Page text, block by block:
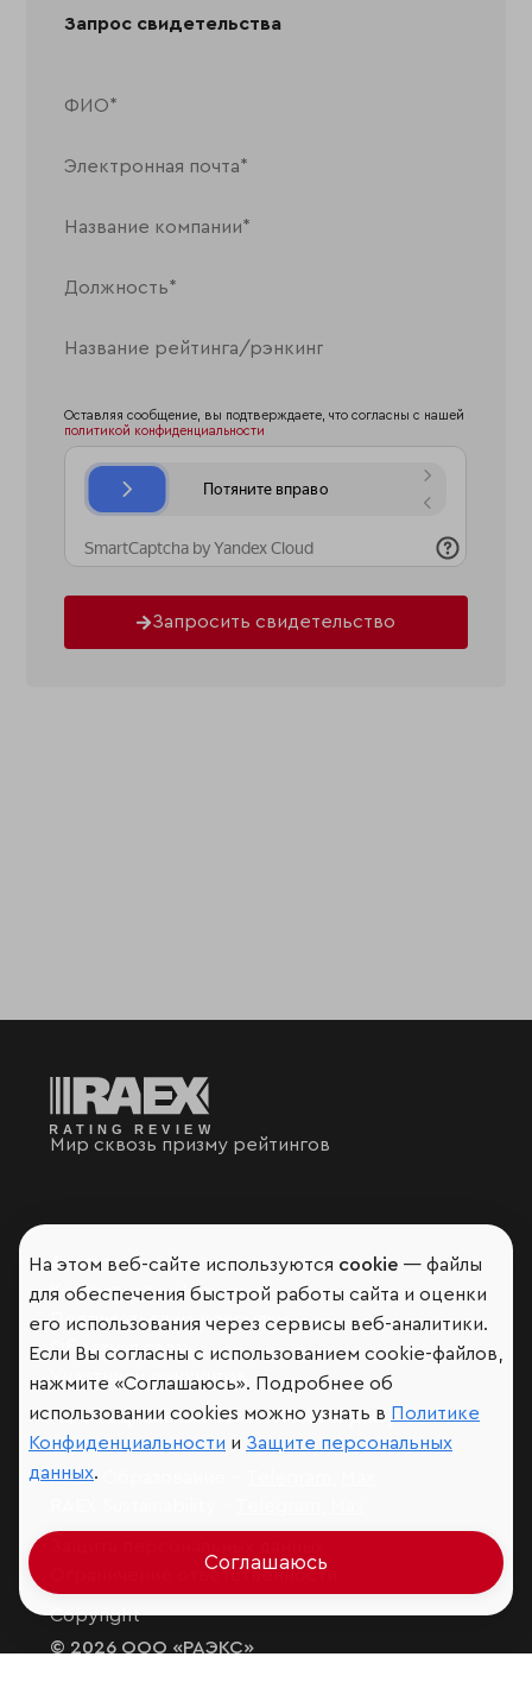
Запрос свидетельства
Оставляя сообщение, вы подтверждаете, что согласны с нашей
политикой конфиденциальности
Запросить свидетельство
Мир сквозь призму рейтингов
Аналитика
Контактная информация
Подписаться на рассылку
Обратная связь
Участники рэнкингов
Мы в социальных сетях и мессенджерах
VK
RAEX Образование –
Ограничение ответственности
Copyright
© 2026 ООО «РАЭКС»
На этом веб-сайте используются cookie — файлы
для обеспечения быстрой работы сайта и оценки
его использования через сервисы веб-аналитики.
Если Вы согласны с использованием cookie-файлов,
нажмите «Соглашаюсь». Подробнее об
использовании cookies можно узнать в Политике
Конфиденциальности и Защите персональных
данных.
Соглашаюсь